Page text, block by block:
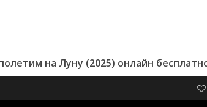
на Луну (2025) онлайн